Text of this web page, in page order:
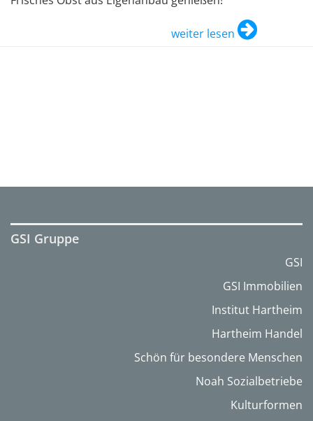
weiter lesen
GSI Gruppe
GSI
GSI Immobilien
Institut Hartheim
Hartheim Handel
Schön für besondere Menschen
Noah Sozialbetriebe
Kulturformen